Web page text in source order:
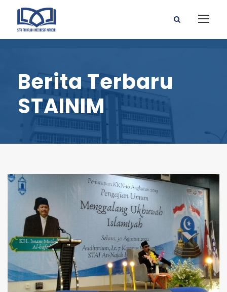
Berita Terbaru
STAINIM